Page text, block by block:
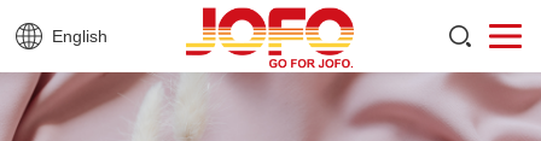
English